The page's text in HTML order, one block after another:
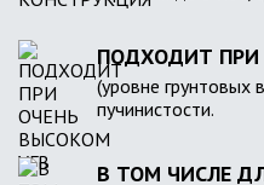
ПОДХОДИТ ПРИ
(уровне грунтовых
пучинистости.
В ТОМ ЧИСЛЕ